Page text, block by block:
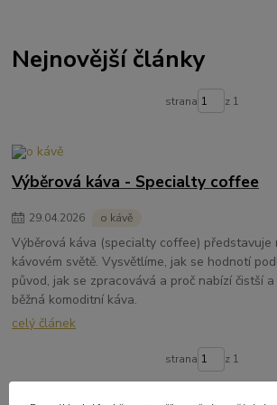
Nejnovější články
strana z 1
Výběrová káva - Specialty coffee
29.04.2026 o kávě
Výběrová káva (specialty coffee) představuje
kávovém světě. Vysvětlíme, jak se hodnotí
původ, jak se zpracovává a proč nabízí čistší
běžná komoditní káva.
celý článek
strana z 1